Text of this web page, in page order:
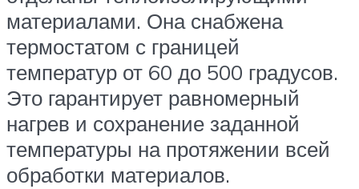
материалами. Она снабжена
термостатом с границей
температур от 60 до 500 градусов.
Это гарантирует равномерный
нагрев и сохранение заданной
температуры на протяжении всей
обработки материалов.